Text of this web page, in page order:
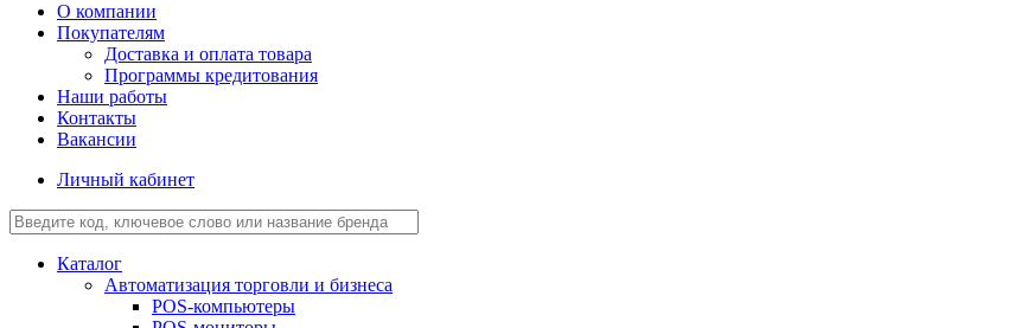
О компании
Покупателям
Доставка и оплата товара
Программы кредитования
Наши работы
Контакты
Вакансии
Личный кабинет
Каталог
Автоматизация торговли и бизнеса
POS-компьютеры